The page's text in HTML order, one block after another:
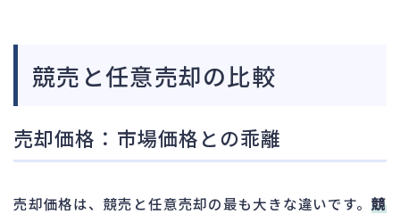
競売と任意売却の比較
売却価格：市場価格との乖離
売却価格は、競売と任意売却の最も大きな違いです。 競